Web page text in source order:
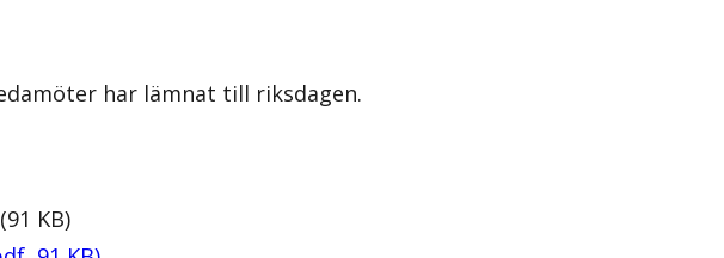
har lämnat till riksdagen.
(91 KB)